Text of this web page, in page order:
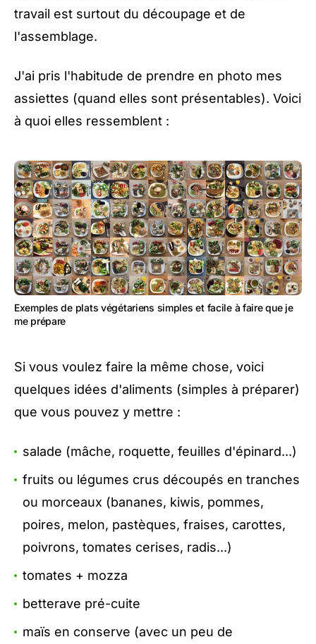
travail est surtout du découpage et de
l'assemblage.
J'ai pris l'habitude de prendre en photo mes
assiettes (quand elles sont présentables). Voici
à quoi elles ressemblent :
Exemples de plats végétariens simples et facile à faire que je
me prépare
Si vous voulez faire la même chose, voici
quelques idées d'aliments (simples à préparer)
que vous pouvez y mettre :
salade (mâche, roquette, feuilles d'épinard...)
fruits ou légumes crus découpés en tranches
ou morceaux (bananes, kiwis, pommes,
poires, melon, pastèques, fraises, carottes,
poivrons, tomates cerises, radis...)
tomates + mozza
betterave pré-cuite
maïs en conserve (avec un peu de